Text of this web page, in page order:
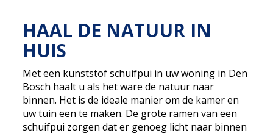
HAAL DE NATUUR IN
HUIS
Met een kunststof schuifpui in uw woning in Den
Bosch haalt u als het ware de natuur naar
binnen. Het is de ideale manier om de kamer en
uw tuin een te maken. De grote ramen van een
schuifpui zorgen dat er genoeg licht naar binnen